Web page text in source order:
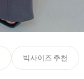
빅사이즈 추천